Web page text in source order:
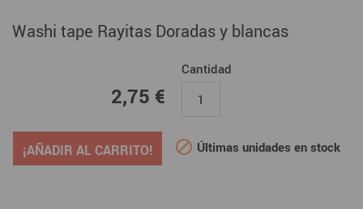
Washi tape Rayitas Doradas y blancas
2,75 €
Cantidad
¡AÑADIR AL CARRITO!  Últimas unidades en stock